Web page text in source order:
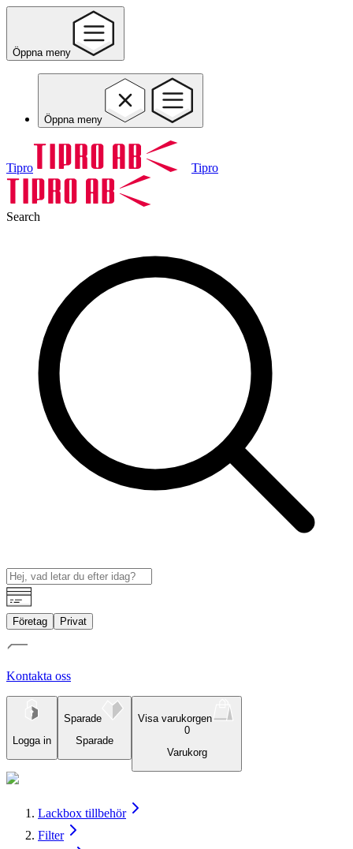
Öppna meny
Öppna meny
Tipro Tipro
Search
Företag Privat
Kontakta oss
Logga in
Sparade
Sparade
Visa varukorgen
0
Varukorg
Lackbox tillbehör
Filter